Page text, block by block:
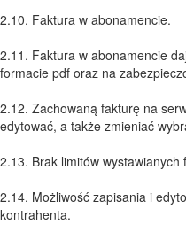
2.10. Faktura w abonamencie.
2.11. Faktura w abonamencie
formacie pdf oraz na
2.12. Zachowaną fakturę na
edytować, a także zmieniać
2.13. Brak limitów
2.14. Możliwość zapisania i
kontrahenta.